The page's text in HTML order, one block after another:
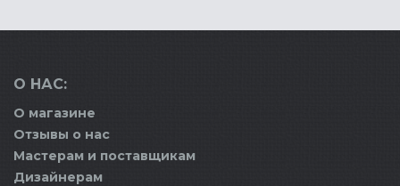
О НАС:
О магазине
Отзывы о нас
Мастерам и поставщикам
Дизайнерам